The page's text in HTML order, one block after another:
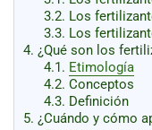
Ganadería
Hidroponía
Pastos
Forrajes
Ovinos
3.2. Los
3.3. Los
4. ¿Qué son los
4.1. Etimología
4.2. Conceptos
4.3. Definición
5. ¿Cuándo y cómo